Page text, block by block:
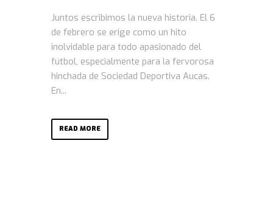
Juntos escribimos la nueva historia. El 6
de febrero se erige como un hito
inolvidable para todo apasionado del
fútbol, especialmente para la fervorosa
hinchada de Sociedad Deportiva Aucas.
En...
READ MORE